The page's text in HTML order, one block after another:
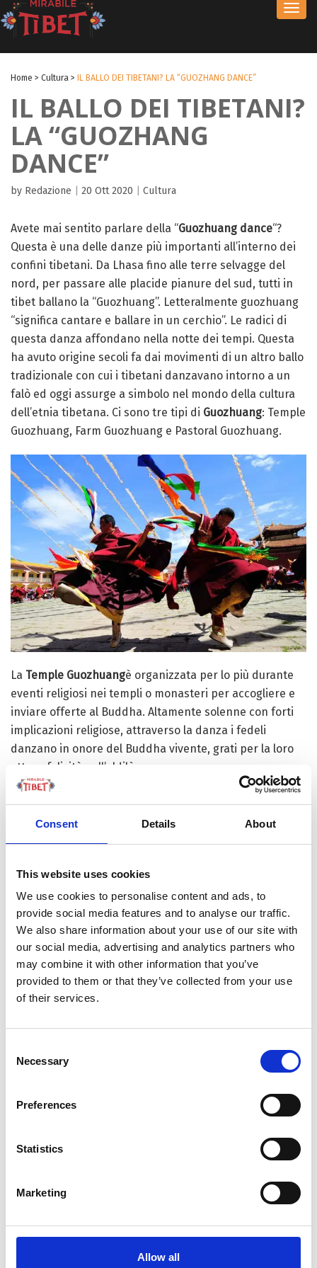
Consent Details About
This website uses cookies
We use cookies to personalise content and ads, to
provide social media features and to analyse our traffic.
We also share information about your use of our site with
our social media, advertising and analytics partners who
may combine it with other information that you’ve
provided to them or that they’ve collected from your use
of their services.
Selection
Necessary
Preferences
Statistics
Marketing
Allow all
Home > Cultura > IL BALLO DEI TIBETANI? LA “GUOZHANG DANCE”
IL BALLO DEI TIBETANI?
LA “GUOZHANG
DANCE”
by Redazione 20 Ott 2020 Cultura
Avete mai sentito parlare della “Guozhuang dance“?
Questa è una delle danze più importanti all’interno dei
confini tibetani. Da Lhasa fino alle terre selvagge del
nord, per passare alle placide pianure del sud, tutti in
tibet ballano la “Guozhuang”. Letteralmente guozhuang
“significa cantare e ballare in un cerchio”. Le radici di
questa danza affondano nella notte dei tempi. Questa
ha avuto origine secoli fa dai movimenti di un altro ballo
tradizionale con cui i tibetani danzavano intorno a un
falò ed oggi assurge a simbolo nel mondo della cultura
dell’etnia tibetana. Ci sono tre tipi di Guozhuang: Temple
Guozhuang, Farm Guozhuang e Pastoral Guozhuang.
La Temple Guozhuangè organizzata per lo più durante
eventi religiosi nei templi o monasteri per accogliere e
inviare offerte al Buddha. Altamente solenne con forti
implicazioni religiose, attraverso la danza i fedeli
danzano in onore del Buddha vivente, grati per la loro
attesa felicità nell’aldilà.
TheFarm Guozhuang
, più “terrena” si compone di due
parti: canto e canto con danza veloci. Il tempo è
suddiviso in lento, medio e veloce. All’inizio di una
performance uomini e donne stanno in due cerchi
battono i piedi. Ogni “time lapse” si conclude con il grido
“Ya!”. La Farm Guozhuang è estremamente popolare a
Qamdo, nel Tibet orientale, mentre la Pastoral
Guozhuang, come suggerisce il nome, è popolare negli
immensi pascoli di Damxung, Heihe e Sog Xian.
La forma di danza della
è in gran
Guozhuang, ad esempio, i ballerini saltano agitando le